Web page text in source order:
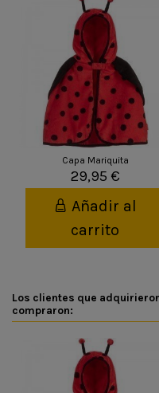
Capa Mariquita
29,95 €
Añadir al
carrito
Los clientes que
compraron: